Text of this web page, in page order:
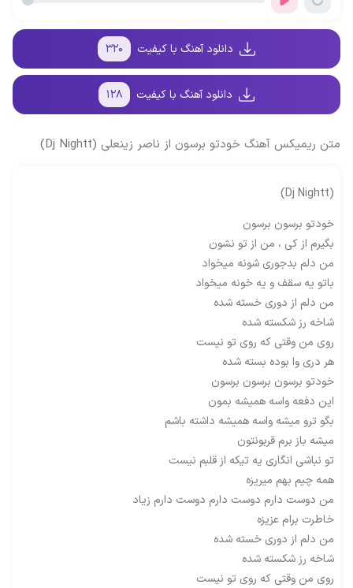
دانلود آهنگ با کیفیت ۳۲۰
دانلود آهنگ با کیفیت ۱۲۸
متن ریمیکس آهنگ خودتو برسون از ناصر زینعلی (Dj Nightt)
(Dj Nightt)
خودتو برسون برسون
بگیرم از کی ، من از تو نشون
من دلم بدجوری شونه میخواد
باتو یه سقف و یه خونه میخواد
من دلم از دوری خسته شده
شاخه رز شکسته شده
روی من وقتی که روی تو نیست
هر دری وا بوده بسته شده
خودتو برسون برسون برسون
این دفعه واسه همیشه بمون
بگو ترو میشه واسه همیشه داشته باشم
میشه باز برم قربونتون
تو نباشی انگاری یه تیکه از قلبم نیست
همه چیم بهم میریزه
من دوست دارم دوست دارم دوست دارم زیاد
خاطرت برام عزیزه
من دلم از دوری خسته شده
شاخه رز شکسته شده
روی من وقتی که روی تو نیست